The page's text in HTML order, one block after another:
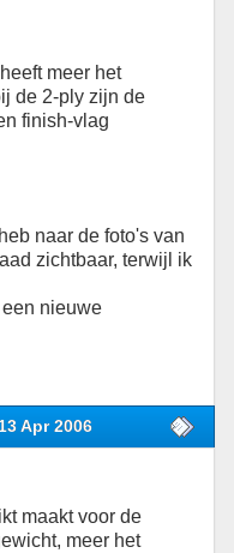
meer het
de 2-ply zijn de
finish-vlag
naar de foto's van
zichtbaar, terwijl ik
nieuwe
Apr 2006
maakt voor de
meer het